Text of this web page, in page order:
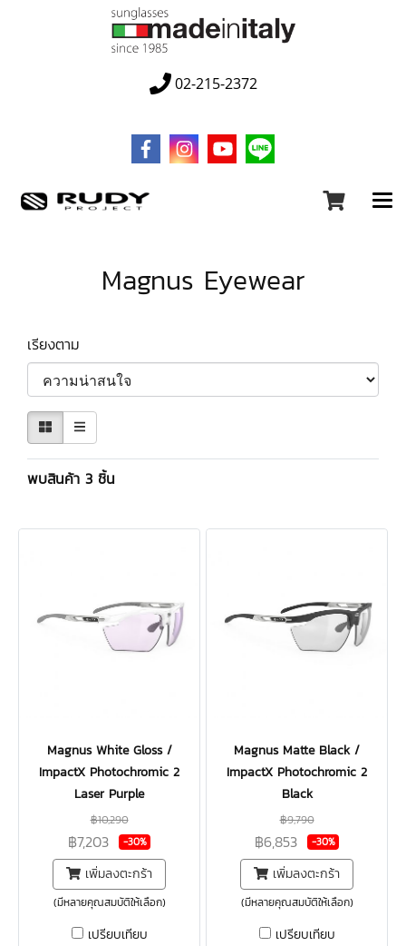
02-215-2372
Magnus Eyewear
เรียงตาม
พบสินค้า 3 ชิ้น
Magnus White Gloss /
ImpactX Photochromic 2
Laser Purple
฿10,290
฿7,203 -30%
เพิ่มลงตะกร้า
(มีหลายคุณสมบัติให้เลือก)
เปรียบเทียบ
Magnus Matte Black /
ImpactX Photochromic 2
Black
฿9,790
฿6,853 -30%
เพิ่มลงตะกร้า
(มีหลายคุณสมบัติให้เลือก)
เปรียบเทียบ